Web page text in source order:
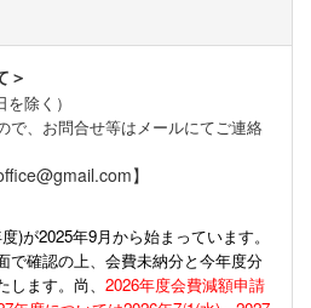
＞
除く）
で、お問合せ等はメールにてご連絡
】
)が2025年9月から始まっています。
で確認の上、会費未納分と今年度分
ます。尚、 2026年度会費減額申請